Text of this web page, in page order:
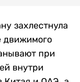
захлестнула
движимого
при
внутри